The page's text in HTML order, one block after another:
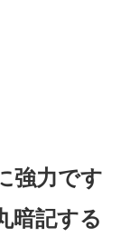
強力です
暗記する